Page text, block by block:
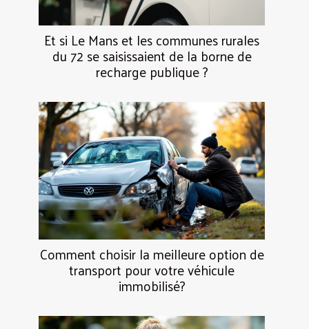
Et si Le Mans et les communes rurales
du 72 se saisissaient de la borne de
recharge publique ?
Comment choisir la meilleure option de
transport pour votre véhicule
immobilisé?